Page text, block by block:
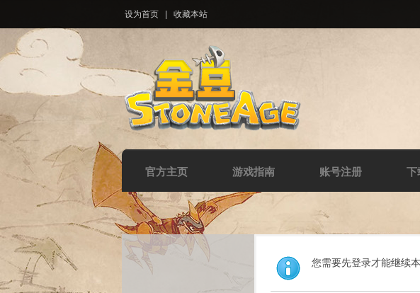
设为首页 收藏本站
官方主页 游戏指南 账号注册 下
您需要先登录才能继续